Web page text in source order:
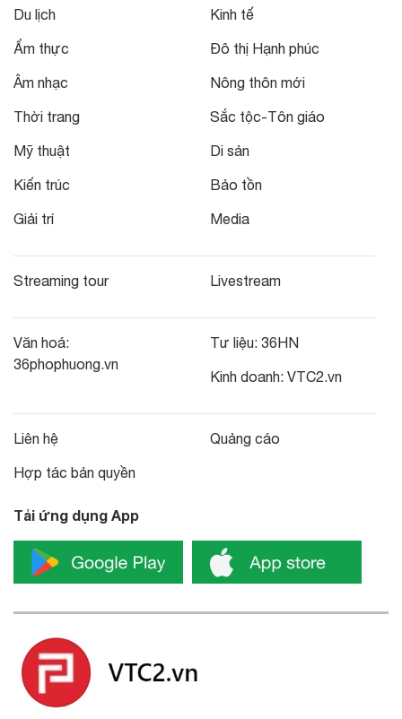
Du lịch
Ẩm thực
Âm nhạc
Thời trang
Mỹ thuật
Kiến trúc
Giải trí
Kinh tế
Đô thị Hạnh phúc
Nông thôn mới
Sắc tộc-Tôn giáo
Di sản
Bảo tồn
Media
Streaming tour Livestream
Văn hoá:
36phophuong.vn
Tư liệu: 36HN
Kinh doanh: VTC2.vn
Liên hệ
Hợp tác bản quyền
Quảng cáo
Tải ứng dụng App